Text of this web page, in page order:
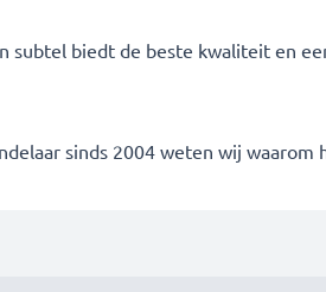
subtel biedt de beste kwaliteit en
sinds 2004 weten wij